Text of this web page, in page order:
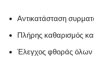
Αντικατάσταση
Πλήρης καθαρισμός
Έλεγχος φθοράς